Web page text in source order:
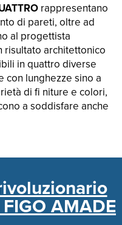
rappresentano
di pareti, oltre ad
al progettista
risultato architettonico
in quattro diverse
con lunghezze sino a
di fi niture e colori,
a soddisfare anche
AMADE